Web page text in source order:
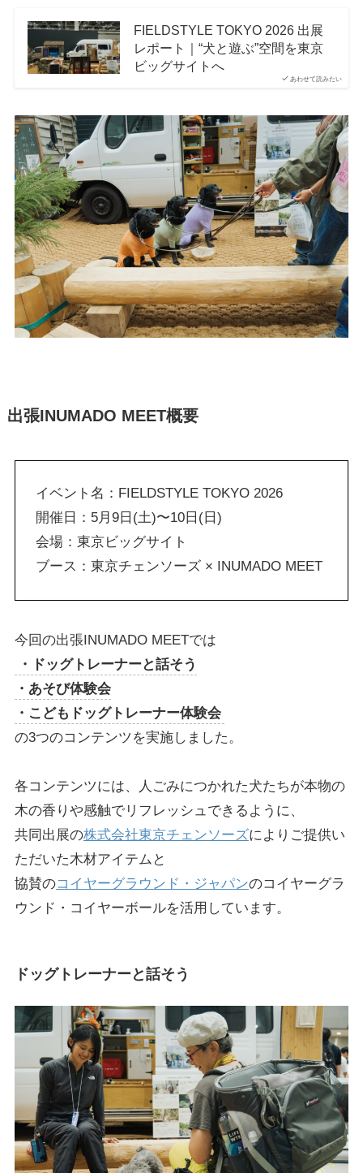
あわせて読みたい
FIELDSTYLE TOKYO 2026 出展
レポート｜“犬と遊ぶ”空間を東京
ビッグサイトへ
出張INUMADO MEET概要
イベント名：FIELDSTYLE TOKYO 2026
開催日：5月9日(土)〜10日(日)
会場：東京ビッグサイト
ブース：東京チェンソーズ × INUMADO MEET
今回の出張INUMADO MEETでは
・ドッグトレーナーと話そう
・あそび体験会
・こどもドッグトレーナー体験会
の3つのコンテンツを実施しました。
各コンテンツには、人ごみにつかれた犬たちが本物の
木の香りや感触でリフレッシュできるように、
共同出展の株式会社東京チェンソーズによりご提供い
ただいた木材アイテムと
協賛のコイヤーグラウンド・ジャパンのコイヤーグラ
ウンド・コイヤーボールを活用しています。
ドッグトレーナーと話そう